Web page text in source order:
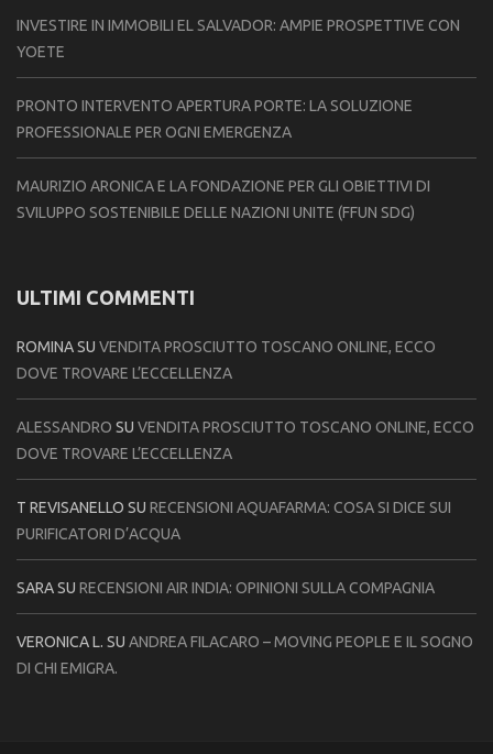
INVESTIRE IN IMMOBILI EL SALVADOR: AMPIE PROSPETTIVE CON
YOETE
PRONTO INTERVENTO APERTURA PORTE: LA SOLUZIONE
PROFESSIONALE PER OGNI EMERGENZA
MAURIZIO ARONICA E LA FONDAZIONE PER GLI OBIETTIVI DI
SVILUPPO SOSTENIBILE DELLE NAZIONI UNITE (FFUN SDG)
ULTIMI COMMENTI
ROMINASU VENDITA PROSCIUTTO TOSCANO ONLINE, ECCO
DOVE TROVARE L’ECCELLENZA
ALESSANDRO SU VENDITA PROSCIUTTO TOSCANO ONLINE, ECCO
DOVE TROVARE L’ECCELLENZA
T REVISANELLO SU RECENSIONI AQUAFARMA: COSA SI DICE SUI
PURIFICATORI D’ACQUA
SARASU RECENSIONI AIR INDIA: OPINIONI SULLA COMPAGNIA
VERONICA L. SU ANDREA FILACARO – MOVING PEOPLE E IL SOGNO
DI CHI EMIGRA.